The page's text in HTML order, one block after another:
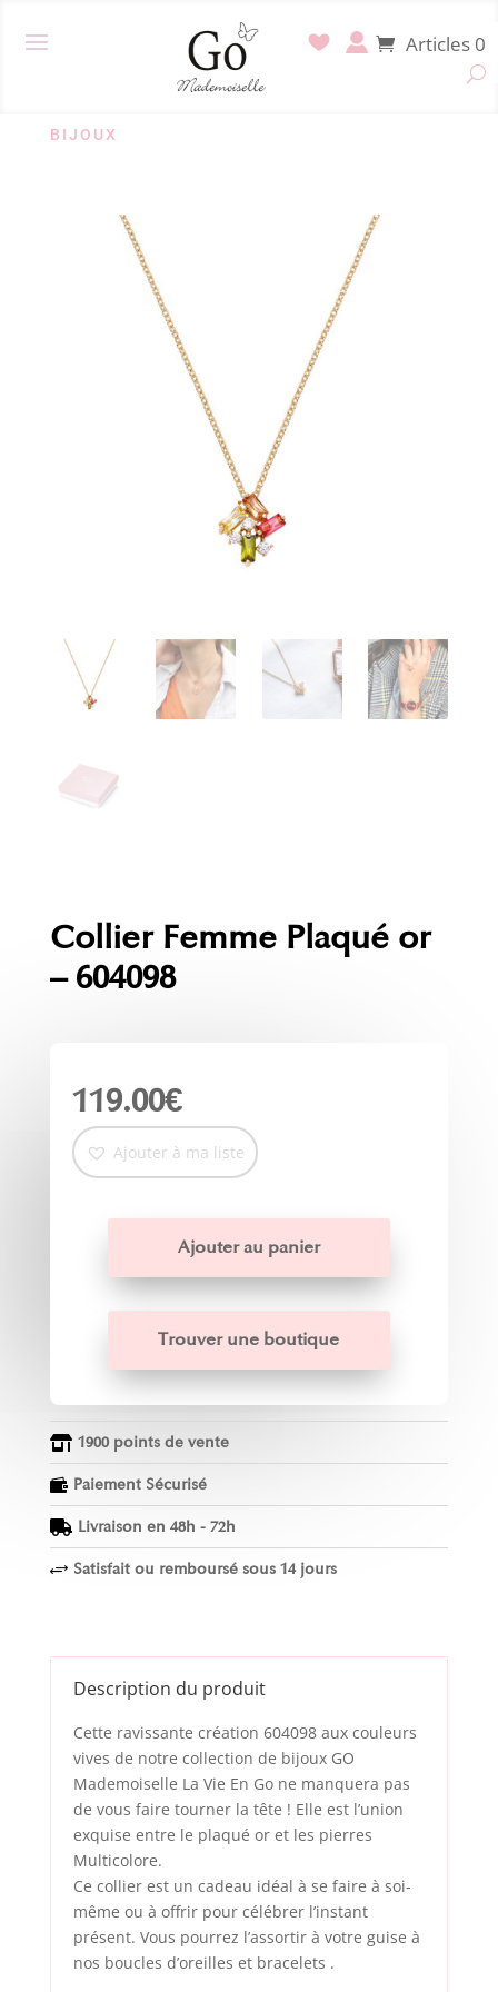
Articles 0
BIJOUX
Collier Femme Plaqué or
– 604098
119.00€
Ajouter à ma liste
Ajouter au panier
Trouver une boutique
 1900 points de vente
 Paiement Sécurisé
 Livraison en 48h - 72h
+ Satisfait ou remboursé sous 14 jours
Description du produit
Cette ravissante création 604098 aux couleurs
vives de notre collection de bijoux GO
Mademoiselle La Vie En Go ne manquera pas
de vous faire tourner la tête ! Elle est l’union
exquise entre le plaqué or et les pierres
Multicolore.
Ce collier est un cadeau idéal à se faire à soi-
même ou à offrir pour célébrer l’instant
présent. Vous pourrez l’assortir à votre guise à
nos boucles d’oreilles et bracelets .